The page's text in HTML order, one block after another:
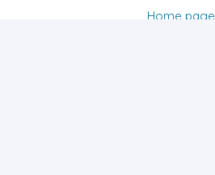
Home page